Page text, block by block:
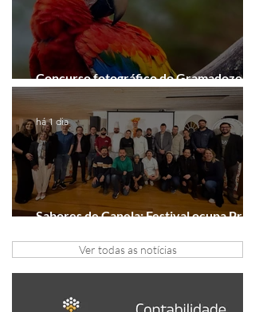
Concurso fotográfico do Gramadozoo
entra na reta final de inscrições
Sabores de Canela: Festival ocupa Praça
há 1 dia
Ver todas as notícias